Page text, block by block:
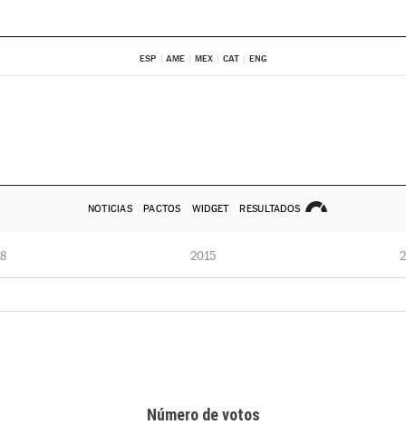
ESP AME MEX CAT ENG
NOTICIAS PACTOS WIDGET RESULTADOS
2015
Número de votos